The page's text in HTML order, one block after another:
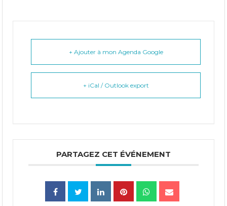
+ Ajouter à mon Agenda Google
+ iCal / Outlook export
PARTAGEZ CET ÉVÉNEMENT